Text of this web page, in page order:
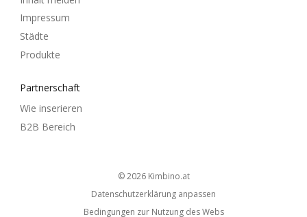
Impressum
Städte
Produkte
Partnerschaft
Wie inserieren
B2B Bereich
© 2026 kimbino.at
Datenschutzerklärung anpassen
Bedingungen zur Nutzung des Webs